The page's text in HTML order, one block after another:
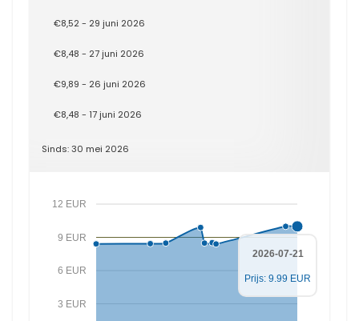
€8,52 - 29 juni 2026
€8,48 - 27 juni 2026
€9,89 - 26 juni 2026
€8,48 - 17 juni 2026
Sinds: 30 mei 2026
3 EUR
6 EUR
9 EUR
12 EUR
2026-07-21
Prijs: 9.99 EUR